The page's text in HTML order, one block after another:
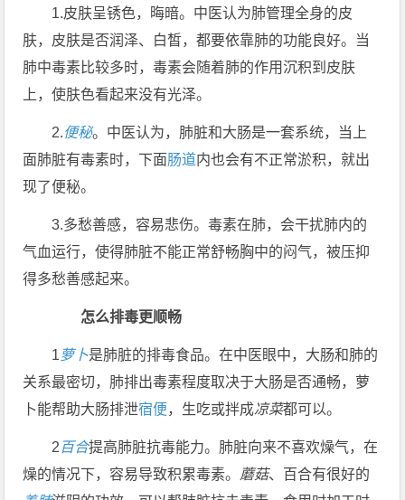
1.皮肤呈锈色，晦暗。中医认为肺管理全身的皮
肤，皮肤是否润泽、白皙，都要依靠肺的功能良好。当
肺中毒素比较多时，毒素会随着肺的作用沉积到皮肤
上，使肤色看起来没有光泽。
2.便秘。中医认为，肺脏和大肠是一套系统，当上
面肺脏有毒素时，下面肠道内也会有不正常淤积，就出
现了便秘。
3.多愁善感，容易悲伤。毒素在肺，会干扰肺内的
气血运行，使得肺脏不能正常舒畅胸中的闷气，被压抑
得多愁善感起来。
怎么排毒更顺畅
1萝卜是肺脏的排毒食品。在中医眼中，大肠和肺的
关系最密切，肺排出毒素程度取决于大肠是否通畅，萝
卜能帮助大肠排泄宿便，生吃或拌成凉菜都可以。
2 百合提高肺脏抗毒能力。肺脏向来不喜欢燥气，在
燥的情况下，容易导致积累毒素。 蘑菇、百合有很好的